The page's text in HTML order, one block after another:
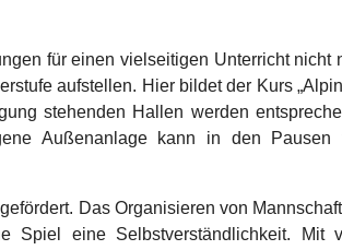
für einen vielseitigen Unterricht nicht
aufstellen. Hier bildet der Kurs
stehenden Hallen werden
Außenanlage kann in den Pausen
Das Organisieren von
Spiel eine Selbstverständlichkeit. Mit